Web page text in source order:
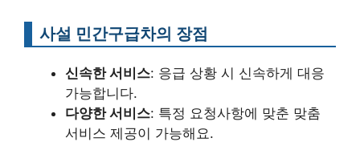
사설 민간구급차의 장점
신속한 서비스: 응급 상황 시 신속하게 대응
가능합니다.
다양한 서비스: 특정 요청사항에 맞춘 맞춤
서비스 제공이 가능해요.